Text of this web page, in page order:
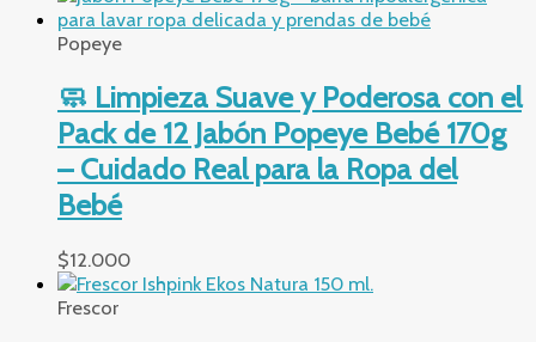
Popeye
🧼 Limpieza Suave y Poderosa con el
Pack de 12 Jabón Popeye Bebé 170g
– Cuidado Real para la Ropa del
Bebé
$12.000
Frescor